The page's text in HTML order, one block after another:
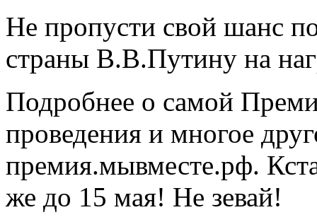
Не пропусти свой шанс
страны В.В.Путину на
Подробнее о самой
проведения и многое
премия.мывместе.рф.
же до 15 мая! Не зевай!